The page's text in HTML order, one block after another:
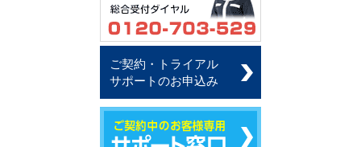
ご契約・トライアル
サポートのお申込み